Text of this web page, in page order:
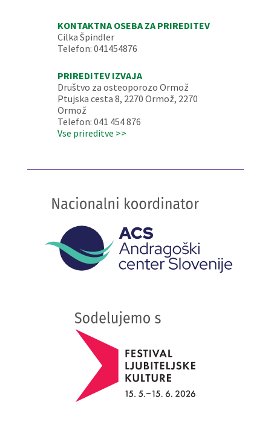
KONTAKTNA OSEBA ZA PRIREDITEV
Cilka Špindler
Telefon: 041454876
PRIREDITEV IZVAJA
Društvo za osteoporozo Ormož
Ptujska cesta 8, 2270 Ormož, 2270
Ormož
Telefon: 041 454 876
Vse prireditve >>